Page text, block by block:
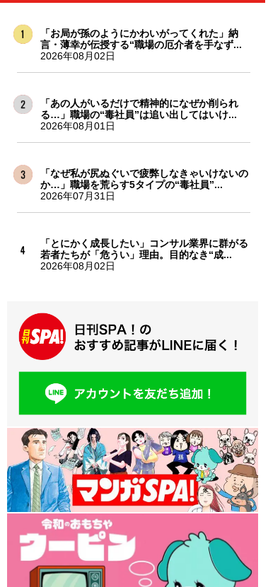
「お局が孫のようにかわいがってくれた」納
言・薄幸が伝授する“職場の厄介者を手なず...
2026年08月02日
「あの人がいるだけで精神的になぜか削られ
る…」職場の“毒社員”は追い出してはいけ...
2026年08月01日
「なぜ私が尻ぬぐいで疲弊しなきゃいけないの
か…」職場を荒らす5タイプの“毒社員”...
2026年07月31日
「とにかく成長したい」コンサル業界に群がる
若者たちが「危うい」理由。目的なき“成...
2026年08月02日